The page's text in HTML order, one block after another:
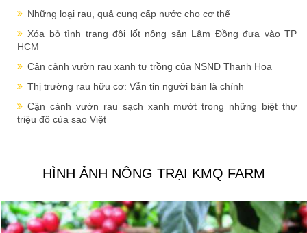
Những loại rau, quả cung cấp nước cho cơ thể
Xóa bỏ tình trạng đội lốt nông sản Lâm Đồng đưa vào TP
HCM
Cận cảnh vườn rau xanh tự trồng của NSND Thanh Hoa
Thị trường rau hữu cơ: Vẫn tin người bán là chính
Cận cảnh vườn rau sạch xanh mướt trong những biệt thự
triệu đô của sao Việt
HÌNH ẢNH NÔNG TRẠI KMQ FARM